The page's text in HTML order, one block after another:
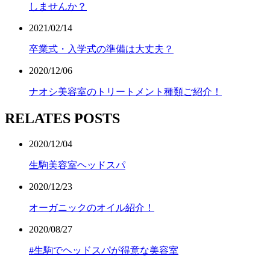
しませんか？
2021/02/14
卒業式・入学式の準備は大丈夫？
2020/12/06
ナオシ美容室のトリートメント種類ご紹介！
RELATES POSTS
2020/12/04
生駒美容室ヘッドスパ
2020/12/23
オーガニックのオイル紹介！
2020/08/27
#生駒でヘッドスパが得意な美容室